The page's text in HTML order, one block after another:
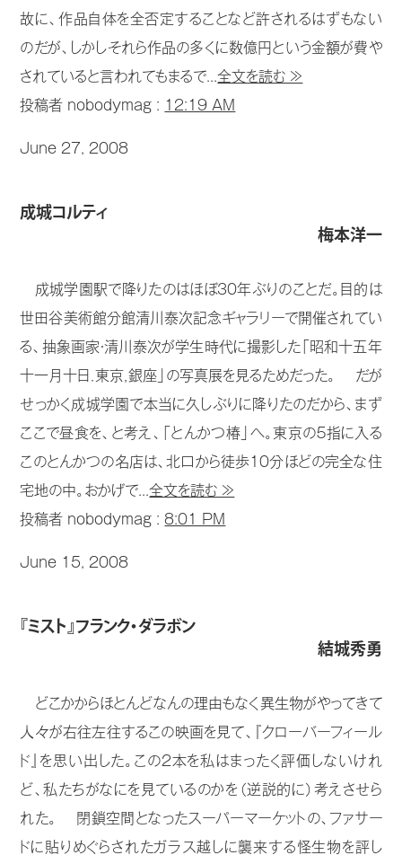
故に、作品自体を全否定することなど許されるはずもない
のだが、しかしそれら作品の多くに数億円という金額が費や
されていると言われてもまるで...全文を読む ≫
投稿者 nobodymag : 12:19 AM
June 27, 2008
成城コルティ
梅本洋一
成城学園駅で降りたのはほぼ30年ぶりのことだ。目的は
世田谷美術館分館清川泰次記念ギャラリーで開催されてい
る、抽象画家・清川泰次が学生時代に撮影した「昭和十五年
十一月十日．東京，銀座」の写真展を見るためだった。 だが
せっかく成城学園で本当に久しぶりに降りたのだから、まず
ここで昼食を、と考え、「とんかつ椿」へ。東京の５指に入る
このとんかつの名店は、北口から徒歩10分ほどの完全な住
宅地の中。おかげで...全文を読む ≫
投稿者 nobodymag :8:01 PM
June 15, 2008
『ミスト』フランク・ダラボン
結城秀勇
どこかからほとんどなんの理由もなく異生物がやってきて
人々が右往左往するこの映画を見て、『クローバーフィール
ド』を思い出した。この2本を私はまったく評価しないけれ
ど、私たちがなにを見ているのかを（逆説的に）考えさせら
れた。 閉鎖空間となったスーパーマーケットの、ファサー
ドに貼りめぐらされたガラス越しに襲来する怪生物を評し